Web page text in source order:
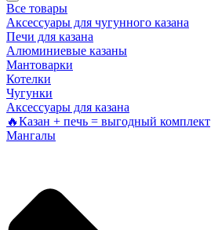
Все товары
Аксессуары для чугунного казана
Печи для казана
Алюминиевые казаны
Мантоварки
Котелки
Чугунки
Аксессуары для казана
🔥Казан + печь = выгодный комплект
Мангалы